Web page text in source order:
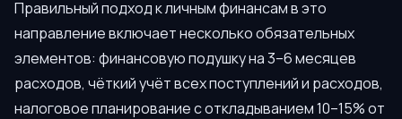
Правильный подход к личным финансам в это
направление включает несколько обязательных
элементов: финансовую подушку на 3–6 месяцев
расходов, чёткий учёт всех поступлений и расходов,
налоговое планирование с откладыванием 10–15% от